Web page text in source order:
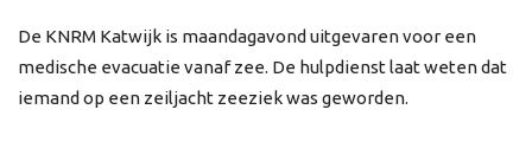
De KNRM Katwijk is maandagavond uitgevaren voor een
medische evacuatie vanaf zee. De hulpdienst laat weten dat
iemand op een zeiljacht zeeziek was geworden.